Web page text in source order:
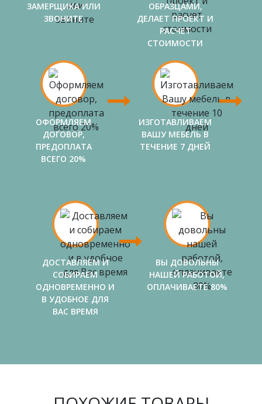
ЗАМЕРЩИКА ИЛИ
ЗВОНИТЕ
ОБРАЗЦАМИ,
ДЕЛАЕТ ПРОЕКТ И
РАСЧЕТ
СТОИМОСТИ
ОФОРМЛЯЕМ
ДОГОВОР,
ПРЕДОПЛАТА
ВСЕГО 20%
ИЗГОТАВЛИВАЕМ
ВАШУ МЕБЕЛЬ В
ТЕЧЕНИЕ 7 ДНЕЙ
ДОСТАВЛЯЕМ И
СОБИРАЕМ
ОДНОВРЕМЕННО И
В УДОБНОЕ ДЛЯ
ВАС ВРЕМЯ
ВЫ ДОВОЛЬНЫ
НАШЕЙ РАБОТОЙ,
ОПЛАЧИВАЕТЕ 80%